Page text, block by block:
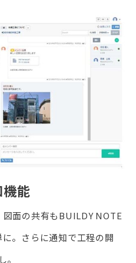
能
面の共有もBUILDY NOTE
。さらに通知で工程の開